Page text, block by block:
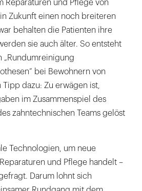
Reparaturen und Pflege von
Zukunft einen noch breiteren
behalten die Patienten ihre
sie auch älter. So entsteht
„Rundumreinigung
bei Bewohnern von
dazu: Zu erwägen ist,
im Zusammenspiel des
zahntechnischen Teams gelöst
Technologien, um neue
und Pflege handelt –
Darum lohnt sich